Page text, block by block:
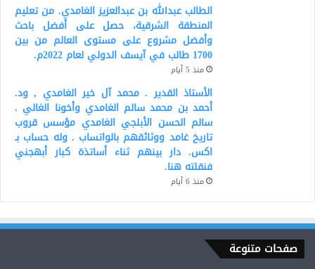
الطالب عبدالله بن عبدالعزيز الغامدي. من تعليم
المنطقة الشرقية، حصل على أفضل باحث
وأفضل مشروع على مستوى العالم من بين
1700 طالب في آيسف الدولي لعام 2022م.
منذ 5 أيام
الأستاذ القدير . محمد آل خير الغامدي , ود.
أحمد بن محمد سالم الغامدي وأخونا الغالي .
سالم الحسن الأبلجي الغامدي مؤسس قروب
تاريخ غامد ووثائقهم بالواتساب . وله حساب بـ
اكس. دار بينهم ثناء أساتذة كبار أبهجني
فنقلته هنا.
منذ 6 أيام
صفحات متنوعة